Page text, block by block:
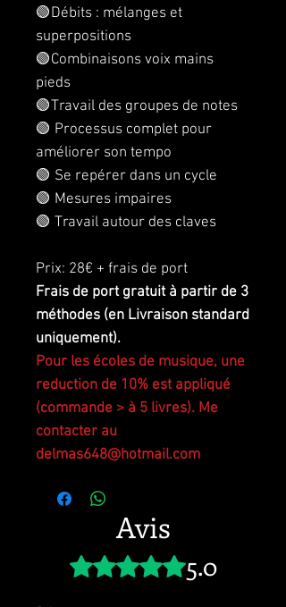
🟢Débits : mélanges et
superpositions
🟢Combinaisons voix mains
pieds
🟢Travail des groupes de notes
🟢 Processus complet pour
améliorer son tempo
🟢 Se repérer dans un cycle
🟢 Mesures impaires
🟢 Travail autour des claves
Prix: 28€ + frais de port
Frais de port gratuit à partir de 3
méthodes (en Livraison standard
uniquement).
Pour les écoles de musique, une
reduction de 10% est appliqué
(commande > à 5 livres). Me
contacter au
delmas648@hotmail.com
Avis
Noté 5 sur 5. 5.0